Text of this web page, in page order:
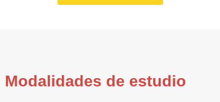
Modalidades de estudio